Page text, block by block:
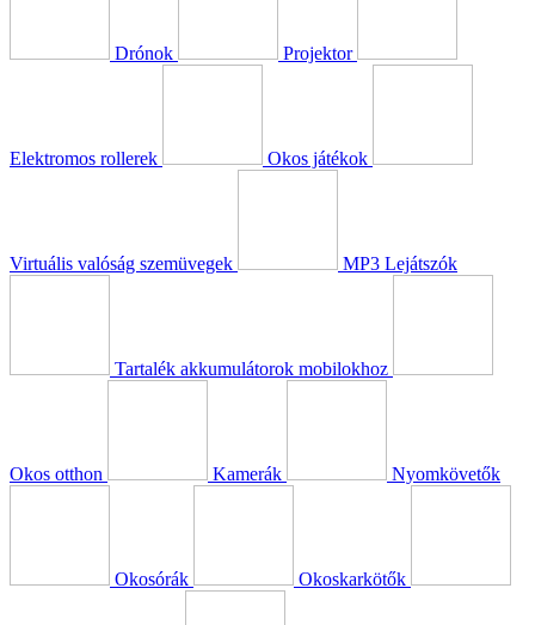
Drónok Projektor
Elektromos rollerek Okos játékok
Virtuális valóság szemüvegek MP3 Lejátszók
Tartalék akkumulátorok mobilokhoz
Okos otthon Kamerák Nyomkövetők
Okosórák Okoskarkötők